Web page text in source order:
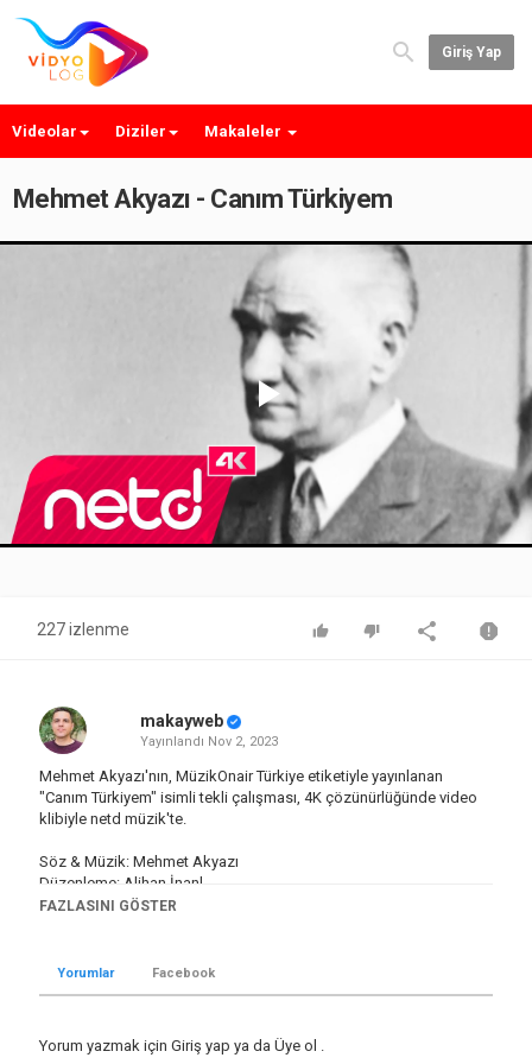
Giriş Yap
Videolar Diziler Makaleler
Mehmet Akyazı - Canım Türkiyem
Play
Video
227 izlenme
makayweb
Yayınlandı Nov 2, 2023
Mehmet Akyazı'nın, MüzikOnair Türkiye etiketiyle yayınlanan
"Canım Türkiyem" isimli tekli çalışması, 4K çözünürlüğünde video
klibiyle netd müzik'te.
Söz & Müzik: Mehmet Akyazı
Düzenleme: Alihan İnanl
Yönetmen: Ozan Karabağ
Başımızı hiçbir zaman eğmedik yere,
İçimizde yanar bir ateş hiç sönmeden,
FAZLASINI GÖSTER
Yorumlar Facebook
Yorum yazmak için Giriş yap ya da Üye ol .